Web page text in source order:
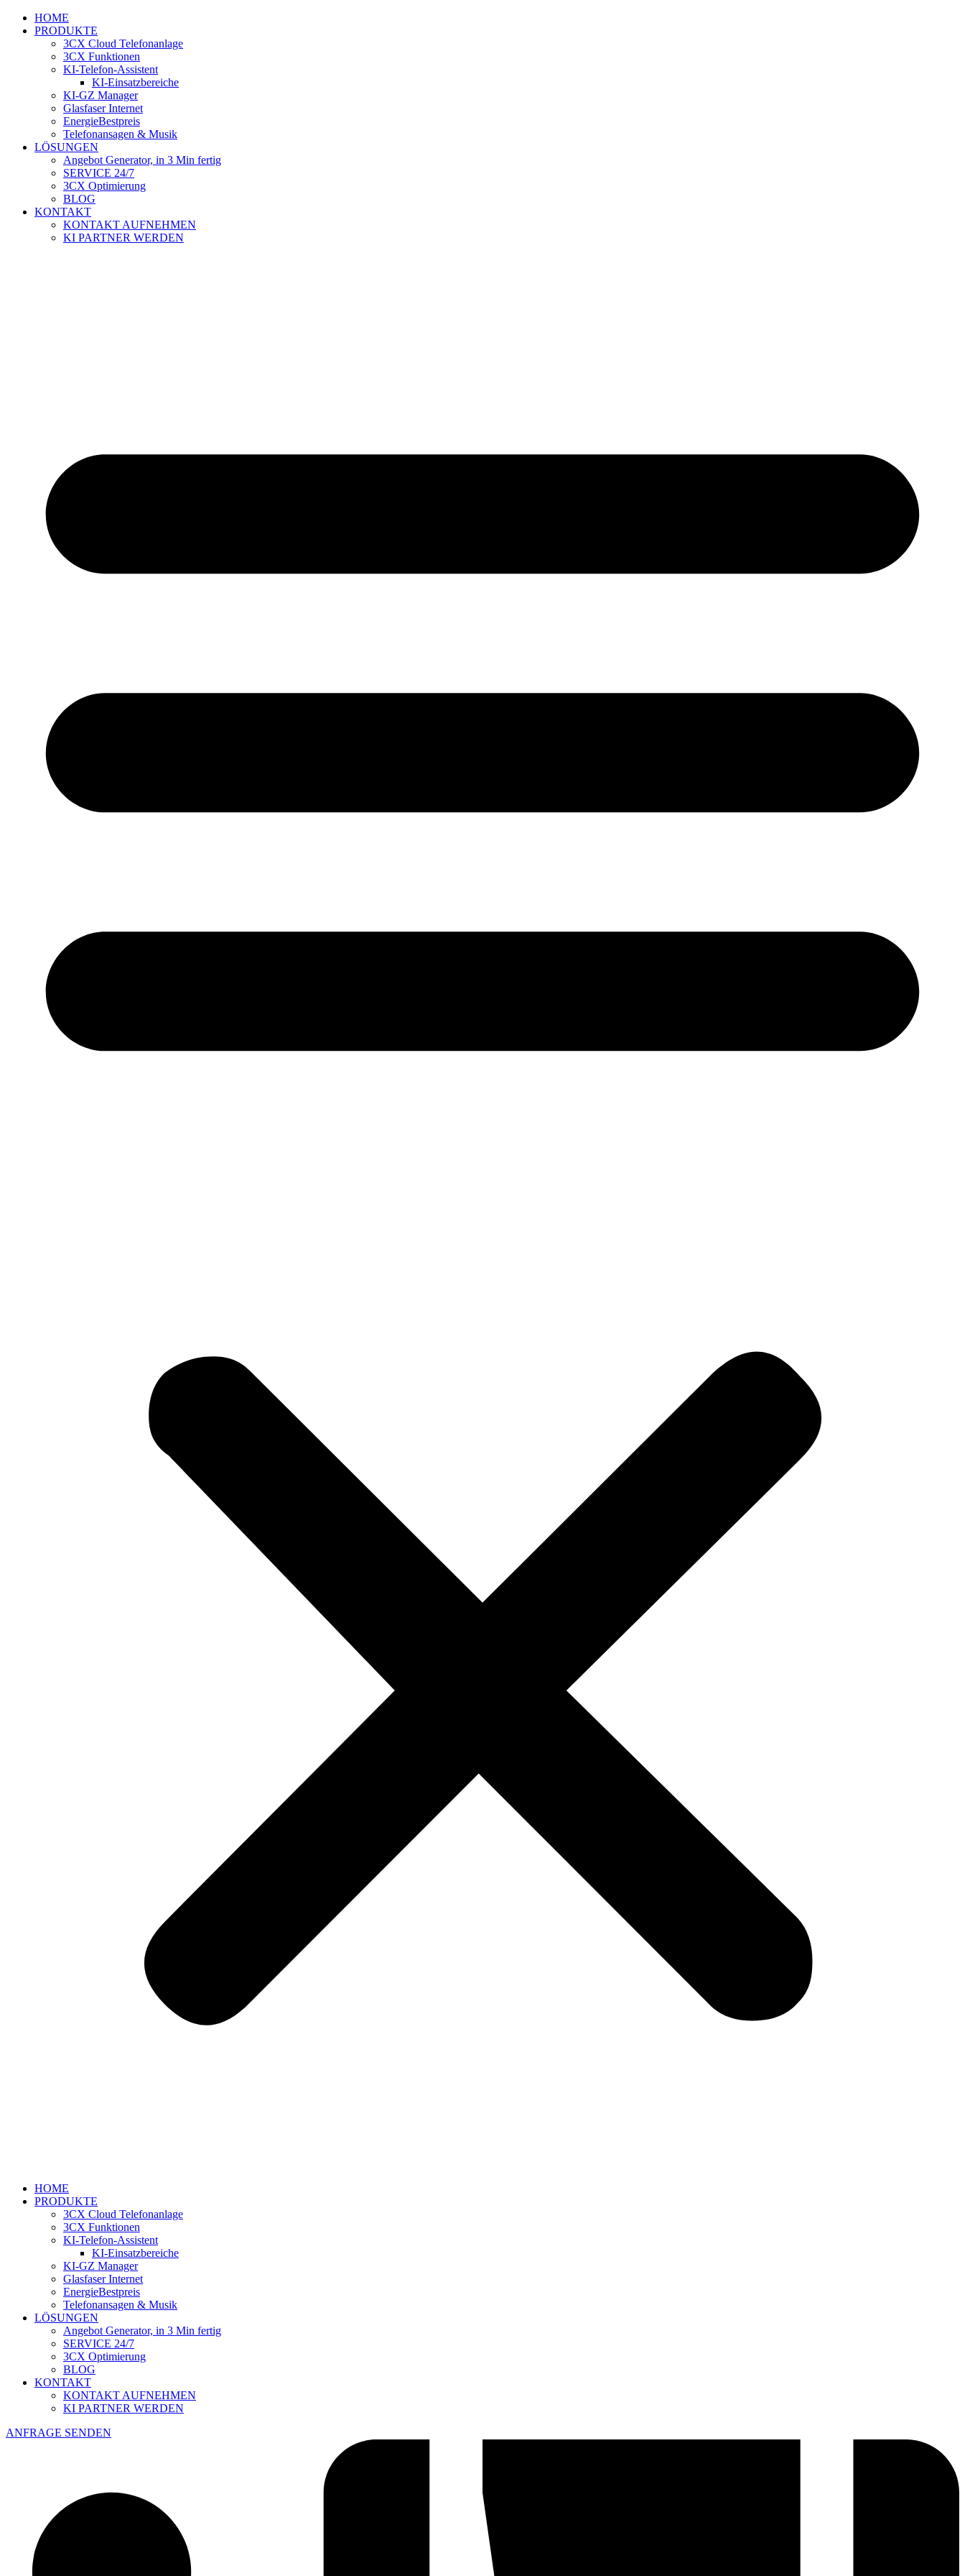
Zum
Inhalt
HOME
PRODUKTE
3CX Cloud Telefonanlage
3CX Funktionen
KI-Telefon-Assistent
KI-Einsatzbereiche
KI-GZ Manager
Glasfaser Internet
EnergieBestpreis
Telefonansagen & Musik
LÖSUNGEN
Angebot Generator, in 3 Min fertig
SERVICE 24/7
3CX Optimierung
BLOG
KONTAKT
KONTAKT AUFNEHMEN
KI PARTNER WERDEN
HOME
PRODUKTE
3CX Cloud Telefonanlage
3CX Funktionen
KI-Telefon-Assistent
KI-Einsatzbereiche
KI-GZ Manager
Glasfaser Internet
EnergieBestpreis
Telefonansagen & Musik
LÖSUNGEN
Angebot Generator, in 3 Min fertig
SERVICE 24/7
3CX Optimierung
BLOG
KONTAKT
KONTAKT AUFNEHMEN
KI PARTNER WERDEN
ANFRAGE SENDEN